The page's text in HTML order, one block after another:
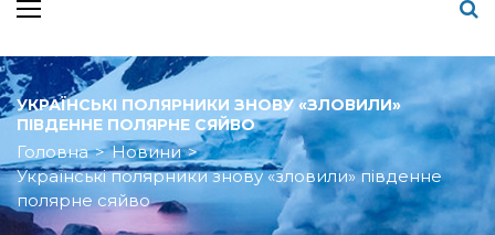
УКРАЇНСЬКІ ПОЛЯРНИКИ ЗНОВУ «ЗЛОВИЛИ»
ПІВДЕННЕ ПОЛЯРНЕ СЯЙВО
Головна > Новини >
Українські полярники знову «зловили» південне
полярне сяйво